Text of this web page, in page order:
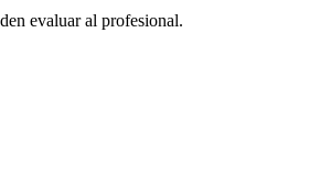
evaluar al profesional.